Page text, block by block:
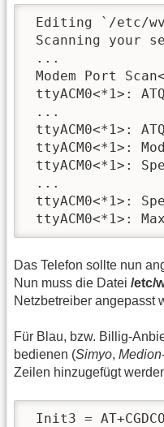
Editing `/etc/
Scanning your
...
Modem Port
ttyACM0<*1>:
...
ttyACM0<*1>:
ttyACM0<*1>:
ttyACM0<*1>:
...
ttyACM0<*1>:
ttyACM0<*1>:
Das Telefon sollte nun
Nun muss die Datei /etc/
Netzbetreiber angepasst
Für Blau, bzw. Billig-
bedienen (Simyo,
Zeilen hinzugefügt
Init3 =